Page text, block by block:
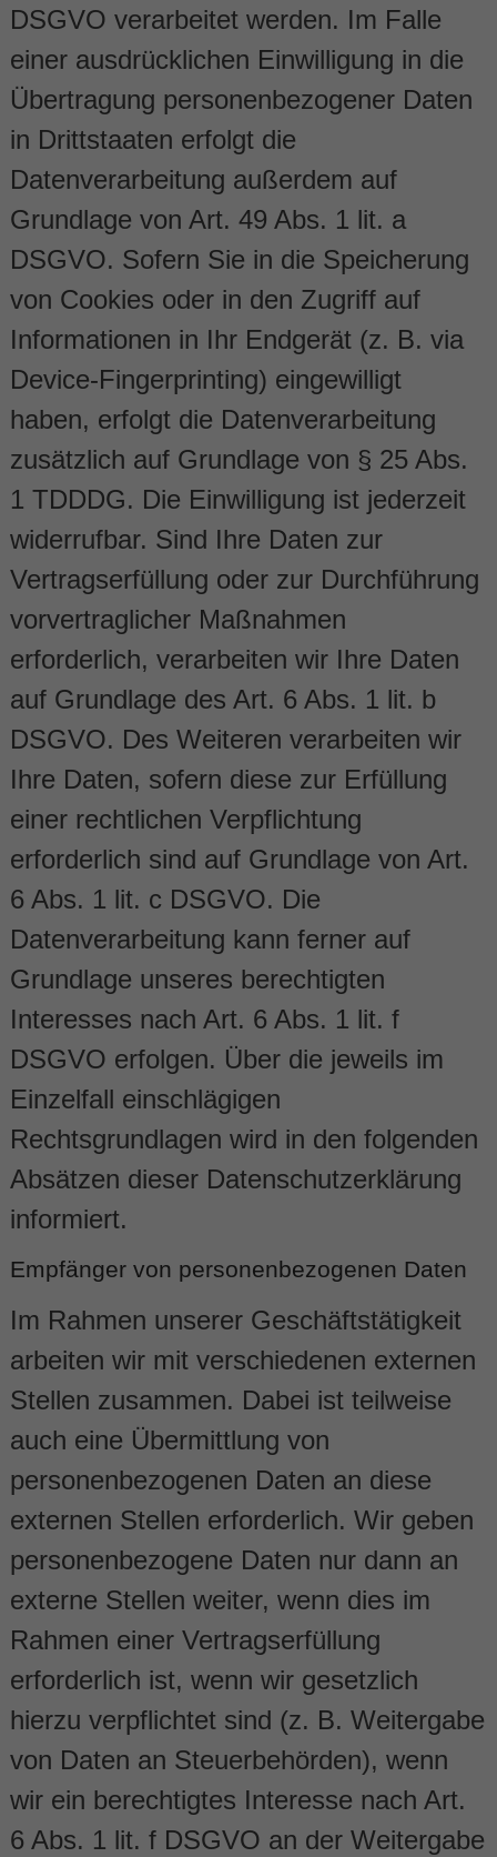
DSGVO verarbeitet werden. Im Falle
einer ausdrücklichen Einwilligung in die
Übertragung personenbezogener Daten
in Drittstaaten erfolgt die
Datenverarbeitung außerdem auf
Grundlage von Art. 49 Abs. 1 lit. a
DSGVO. Sofern Sie in die Speicherung
von Cookies oder in den Zugriff auf
Informationen in Ihr Endgerät (z. B. via
Device-Fingerprinting) eingewilligt
haben, erfolgt die Datenverarbeitung
zusätzlich auf Grundlage von § 25 Abs.
1 TDDDG. Die Einwilligung ist jederzeit
widerrufbar. Sind Ihre Daten zur
Vertragserfüllung oder zur Durchführung
vorvertraglicher Maßnahmen
erforderlich, verarbeiten wir Ihre Daten
auf Grundlage des Art. 6 Abs. 1 lit. b
DSGVO. Des Weiteren verarbeiten wir
Ihre Daten, sofern diese zur Erfüllung
einer rechtlichen Verpflichtung
erforderlich sind auf Grundlage von Art.
6 Abs. 1 lit. c DSGVO. Die
Datenverarbeitung kann ferner auf
Grundlage unseres berechtigten
Interesses nach Art. 6 Abs. 1 lit. f
DSGVO erfolgen. Über die jeweils im
Einzelfall einschlägigen
Rechtsgrundlagen wird in den folgenden
Absätzen dieser Datenschutzerklärung
informiert.
Empfänger von personenbezogenen Daten
Im Rahmen unserer Geschäftstätigkeit
arbeiten wir mit verschiedenen externen
Stellen zusammen. Dabei ist teilweise
auch eine Übermittlung von
personenbezogenen Daten an diese
externen Stellen erforderlich. Wir geben
personenbezogene Daten nur dann an
externe Stellen weiter, wenn dies im
Rahmen einer Vertragserfüllung
erforderlich ist, wenn wir gesetzlich
hierzu verpflichtet sind (z. B. Weitergabe
von Daten an Steuerbehörden), wenn
wir ein berechtigtes Interesse nach Art.
6 Abs. 1 lit. f DSGVO an der Weitergabe